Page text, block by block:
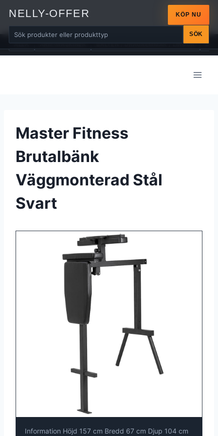
NELLY-OFFER
SÖK
KÖP NU
ALLA ARM-MASKINER BÄLTEN / DRAGREMMAR / LINDOR
Master Fitness
Brutalbänk
Väggmonterad Stål
Svart
Information Höjd 157 cm Bredd 67 cm Djup 104 cm